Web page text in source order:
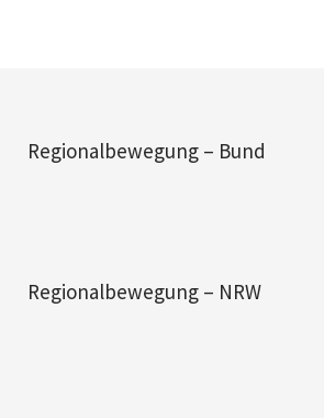
Regionalbewegung – Bund
Regionalbewegung – NRW